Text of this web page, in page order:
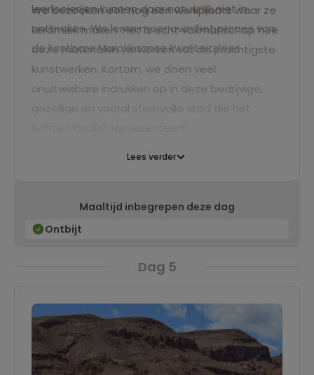
leerlooierijen kunnen daar natuurlijk niet in
ontbreken. We leren meer over het proces van
de kostbare Marokkaanse kwaliteitsleer.
We bezoeken ook nog een werkplaats waar ze
keramiek maken. Het is echt vakmanschap hoe
deze materialen verwerken tot de prachtigste
kunstwerken. Kortom, we doen veel
onuitwisbare indrukken op in deze bedrijvige,
Lees verder
Maaltijd inbegrepen deze dag
Ontbijt
Dag 5